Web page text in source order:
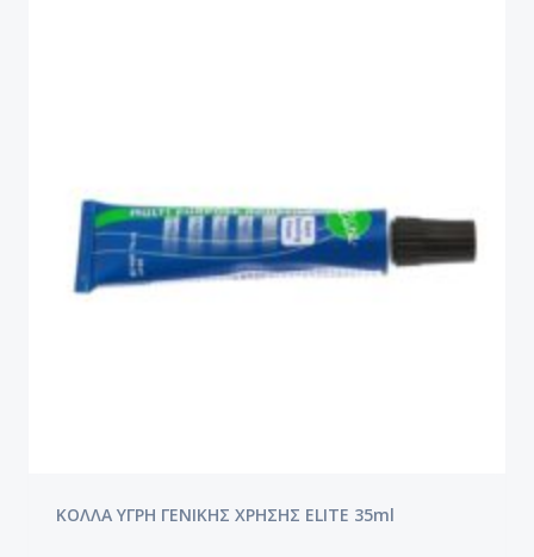
ΚΟΛΛΑ ΥΓΡΗ ΓΕΝΙΚΗΣ ΧΡΗΣΗΣ ELITE 35ml